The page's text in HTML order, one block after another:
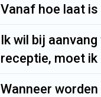
Vanaf hoe laat
Ik wil bij
receptie, moet ik
Wanneer